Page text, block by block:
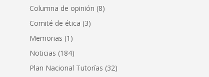
Columna de opinión (8)
Comité de ética (3)
Memorias (1)
Noticias (184)
Plan Nacional Tutorías (32)